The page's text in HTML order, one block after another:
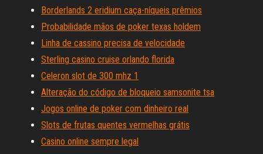
Borderlands 2 eridium caça-níqueis prêmios
Probabilidade mãos de poker texas holdem
Linha de cassino precisa de velocidade
Sterling casino cruise orlando florida
Celeron slot de 300 mhz 1
Alteração do código de bloqueio samsonite tsa
Jogos online de poker com dinheiro real
Slots de frutas quentes vermelhas grátis
Casino online sempre legal